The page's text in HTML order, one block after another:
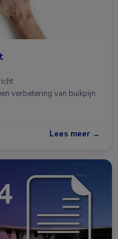
verbetering van buikpijn
Lees meer →